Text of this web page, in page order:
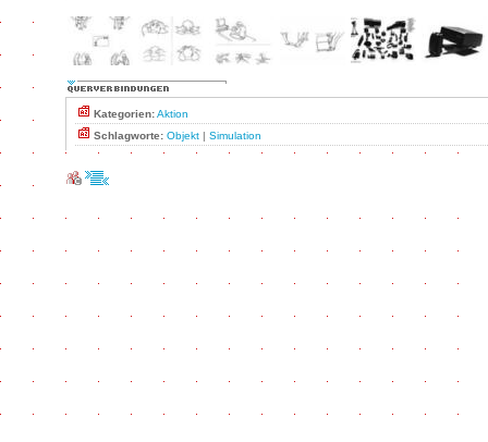
Kategorien:Aktion
Schlagworte: Objekt | Simulation